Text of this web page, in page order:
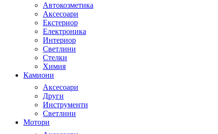
Автокозметика
Аксесоари
Екстериор
Електроника
Интериор
Светлини
Стелки
Химия
Камиони
Аксесоари
Други
Инструменти
Светлини
Мотори